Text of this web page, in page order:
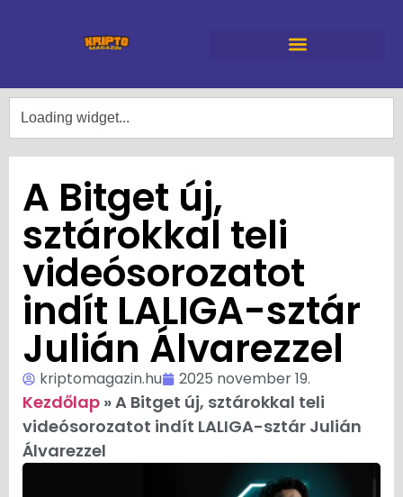
A Bitget új,
sztárokkal teli
videósorozatot
indít LALIGA-sztár
Julián Álvarezzel
kriptomagazin.hu 2025 november 19.
Kezdőlap »A Bitget új, sztárokkal teli
videósorozatot indít LALIGA-sztár Julián
Álvarezzel